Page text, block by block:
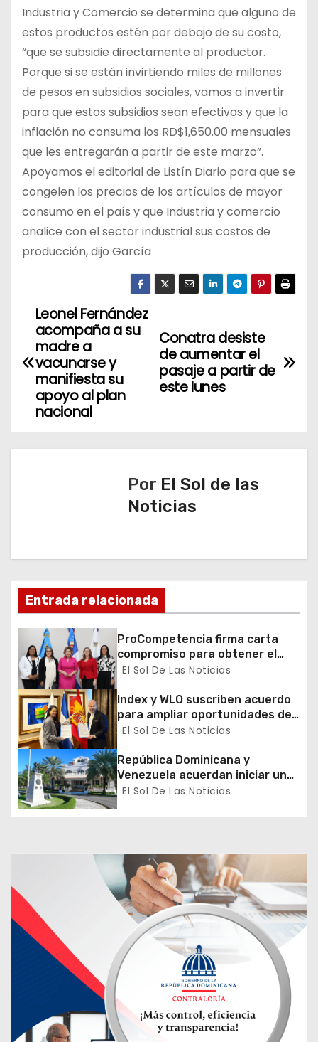
Industria y Comercio se determina que alguno de
estos productos estén por debajo de su costo,
“que se subsidie directamente al productor.
Porque si se están invirtiendo miles de millones
de pesos en subsidios sociales, vamos a invertir
para que estos subsidios sean efectivos y que la
inflación no consuma los RD$1,650.00 mensuales
que les entregarán a partir de este marzo”.
Apoyamos el editorial de Listín Diario para que se
congelen los precios de los artículos de mayor
consumo en el país y que Industria y comercio
analice con el sector industrial sus costos de
producción, dijo García
N
a
ó
n
d
e
e
n
t
r
a
Conatra desiste
de aumentar el
pasaje a partir de
este lunes
Leonel Fernández
acompaña a su
madre a
vacunarse y
manifiesta su
apoyo al plan
nacional
Por El Sol de las
Noticias
Entrada relacionada
ProCompetencia firma carta
compromiso para obtener el
Sello Igualando RD para el
El Sol De Las Noticias
Index y WLO suscriben acuerdo
para ampliar oportunidades de
formación de dominicanos en el
El Sol De Las Noticias
República Dominicana y
Venezuela acuerdan iniciar un
proceso de normalización
El Sol De Las Noticias